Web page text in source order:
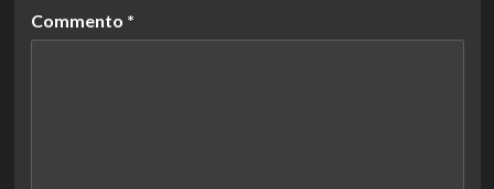
Commento *